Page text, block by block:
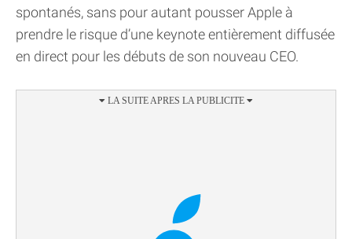
spontanés, sans pour autant pousser Apple à
prendre le risque d’une keynote entièrement diffusée
en direct pour les débuts de son nouveau CEO.